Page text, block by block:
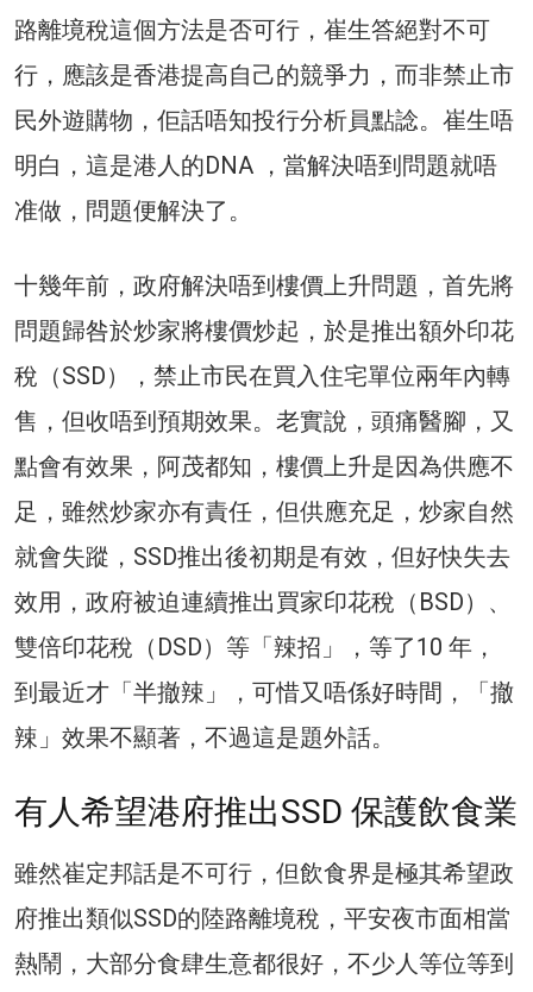
路離境稅這個方法是否可行，崔生答絕對不可
行，應該是香港提高自己的競爭力，而非禁止市
民外遊購物，佢話唔知投行分析員點諗。崔生唔
明白，這是港人的DNA ，當解決唔到問題就唔
准做，問題便解決了。
十幾年前，政府解決唔到樓價上升問題，首先將
問題歸咎於炒家將樓價炒起，於是推出額外印花
稅（SSD），禁止市民在買入住宅單位兩年內轉
售，但收唔到預期效果。老實說，頭痛醫腳，又
點會有效果，阿茂都知，樓價上升是因為供應不
足，雖然炒家亦有責任，但供應充足，炒家自然
就會失蹤，SSD推出後初期是有效，但好快失去
效用，政府被迫連續推出買家印花稅（BSD）、
雙倍印花稅（DSD）等「辣招」，等了10 年，
到最近才「半撤辣」，可惜又唔係好時間，「撤
辣」效果不顯著，不過這是題外話。
有人希望港府推出SSD 保護飲食業
雖然崔定邦話是不可行，但飲食界是極其希望政
府推出類似SSD的陸路離境稅，平安夜市面相當
熱鬧，大部分食肆生意都很好，不少人等位等到